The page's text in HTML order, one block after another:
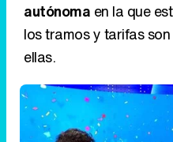
autónoma en la que
los tramos y tarifas
ellas.